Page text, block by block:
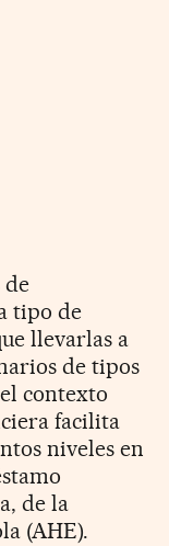
de
tipo de
llevarlas a
de tipos
contexto
facilita
niveles en
de la
(AHE).